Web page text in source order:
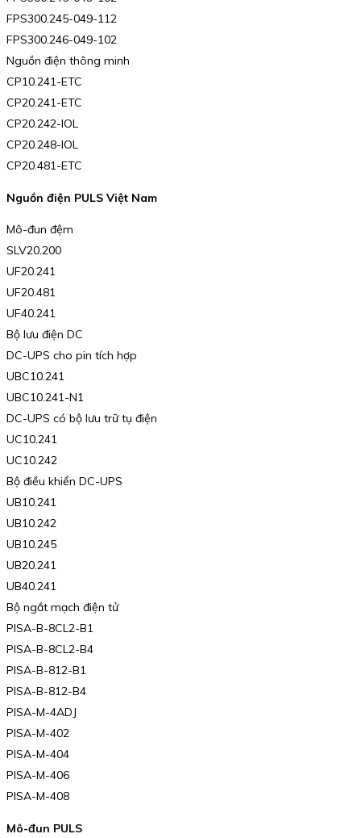
FPS300.245-049-112
FPS300.246-049-102
Nguồn điện thông minh
CP10.241-ETC
CP20.241-ETC
CP20.242-IOL
CP20.248-IOL
CP20.481-ETC
Nguồn điện PULS Việt Nam
Mô-đun đệm
SLV20.200
UF20.241
UF20.481
UF40.241
Bộ lưu điện DC
DC-UPS cho pin tích hợp
UBC10.241
UBC10.241-N1
DC-UPS có bộ lưu trữ tụ điện
UC10.241
UC10.242
Bộ điều khiển DC-UPS
UB10.241
UB10.242
UB10.245
UB20.241
UB40.241
Bộ ngắt mạch điện tử
PISA-B-8CL2-B1
PISA-B-8CL2-B4
PISA-B-812-B1
PISA-B-812-B4
PISA-M-4ADJ
PISA-M-402
PISA-M-404
PISA-M-406
PISA-M-408
Mô-đun PULS